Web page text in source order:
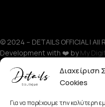
Διαχείριση
Cookies
Για να παρέχουμε την καλύτερη
© 2024 – DETAILS OFFICIAL |
Development with ❤️ byMy